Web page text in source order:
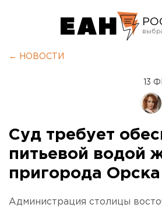
← НОВОСТИ
13
Суд требует
питьевой водой
пригорода Орска
Администрация столицы